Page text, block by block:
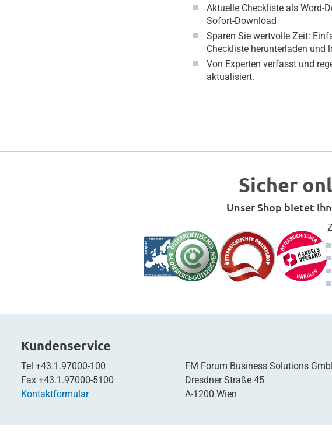
Aktuelle Checkliste als Word-
Sofort-Download
Sparen Sie wertvolle Zeit:
Checkliste herunterladen und
Von Experten verfasst und
aktualisiert.
Sicher
Unser Shop bietet
Kundenservice
Tel +43.1.97000-100
Fax +43.1.97000-5100
Kontaktformular
FM Forum Business Solutions
Dresdner Straße 45
A-1200 Wien